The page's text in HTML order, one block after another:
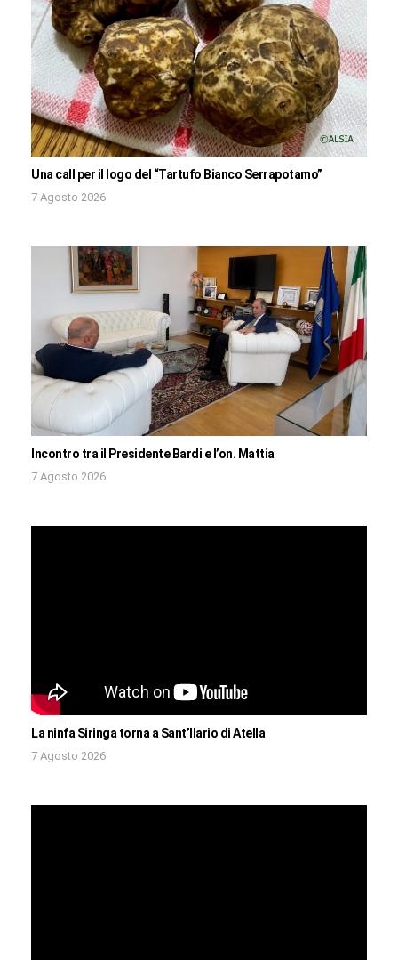
Una call per il logo del “Tartufo Bianco Serrapotamo”
7 Agosto 2026
Incontro tra il Presidente Bardi e l’on. Mattia
7 Agosto 2026
La ninfa Siringa torna a Sant’Ilario di Atella
7 Agosto 2026